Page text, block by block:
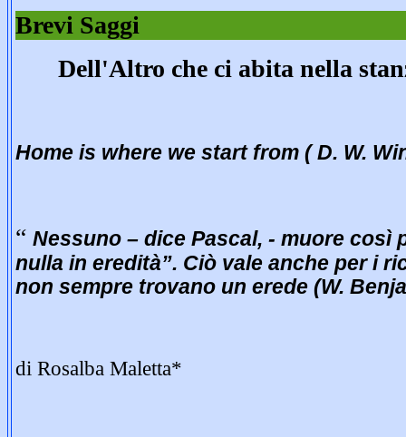
Brevi Saggi
Dell'Altro che ci abita nella
Home is where we start from ( D. W.
“ Nessuno – dice Pascal, - muore così
nulla in eredità”. Ciò vale anche per i
non sempre trovano un erede (W.
di Rosalba Maletta*